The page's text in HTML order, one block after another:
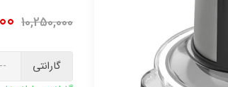
10,250,000
گارانتی